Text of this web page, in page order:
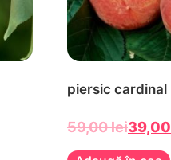
piersic cardinal
59,00lei39,00